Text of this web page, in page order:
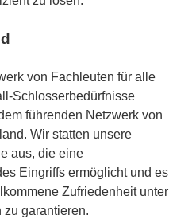
von Fachleuten für alle
Schlosserbedürfnisse
führenden Netzwerk von
Wir statten unsere
aus, die eine
Eingriffs ermöglicht und es
Zufriedenheit unter
garantieren.